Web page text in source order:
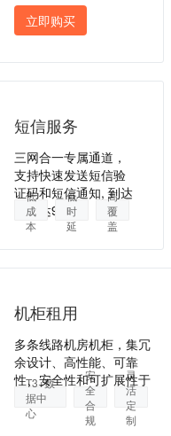
立即购买
短信服务
三网合一专属通道，
支持快速发送短信验
证码和短信通知, 到达
率高达99%。
低
成
本
低
时
延
高
覆
盖
机柜租用
多条线路机房机柜，集冗
余设计、高性能、可靠
性、安全性和可扩展性于
一身。
T3+数
据中
心
安
全
合
规
灵
活
定
制